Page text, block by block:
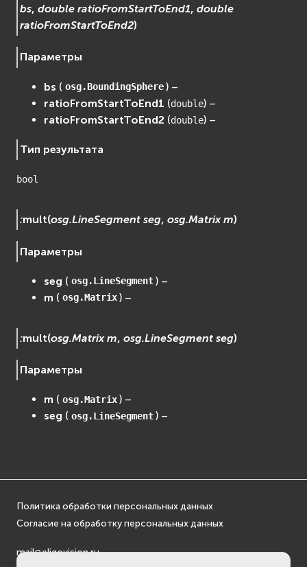
bs,double ratioFromStartToEnd1,double
ratioFromStartToEnd2)
Параметры
bs ( osg.BoundingSphere ) –
ratioFromStartToEnd1 (double) –
ratioFromStartToEnd2 (double) –
Тип результата
bool
:mult(osg.LineSegment seg,osg.Matrix m)
Параметры
seg ( osg.LineSegment ) –
m ( osg.Matrix ) –
:mult(osg.Matrix m,osg.LineSegment seg)
Параметры
m ( osg.Matrix ) –
seg ( osg.LineSegment ) –
Политика обработки персональных данных
Согласие на обработку персональных данных
mail@eligovision.ru